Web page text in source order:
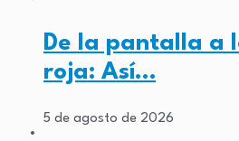
De la pantalla a
roja: Así…
5 de agosto de 2026